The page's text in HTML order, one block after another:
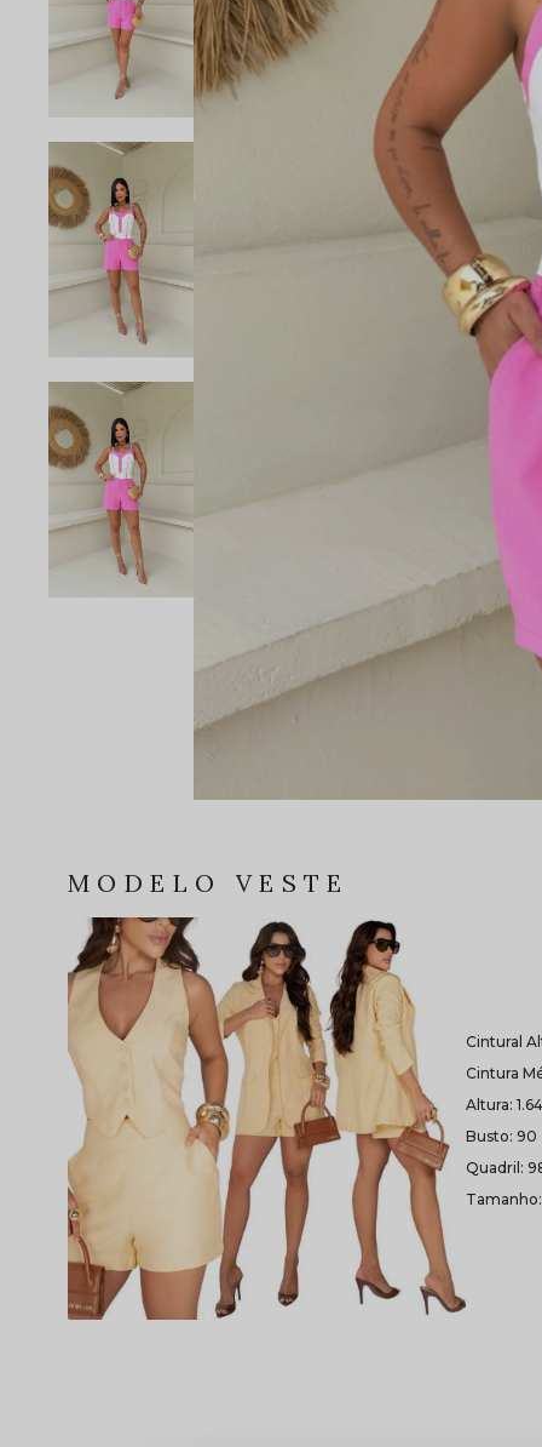
MODELO VESTE
Cintural
Cintura
Altura: 1.64
Busto: 90
Quadril: